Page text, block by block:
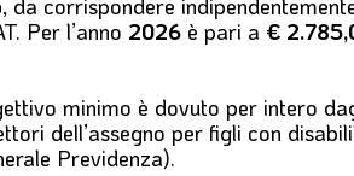
Per l’anno 2026 è pari a €
minimo è dovuto per intero
dell’assegno per figli con
Previdenza).